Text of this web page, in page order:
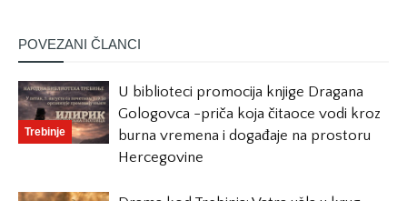
POVEZANI ČLANCI
Trebinje
U biblioteci promocija knjige Dragana
Gologovca -priča koja čitaoce vodi kroz
burna vremena i događaje na prostoru
Hercegovine